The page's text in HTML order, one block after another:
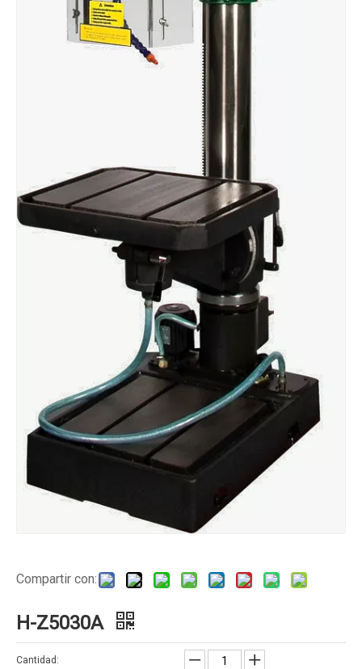
Compartir con:
H-Z5030A
Cantidad: